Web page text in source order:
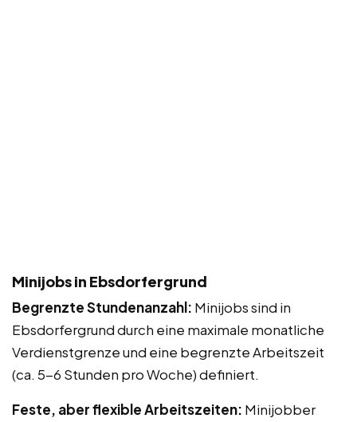
Minijobs in Ebsdorfergrund
Begrenzte Stundenanzahl: Minijobs sind in
Ebsdorfergrund durch eine maximale monatliche
Verdienstgrenze und eine begrenzte Arbeitszeit
(ca. 5-6 Stunden pro Woche) definiert.
Feste, aber flexible Arbeitszeiten: Minijobber